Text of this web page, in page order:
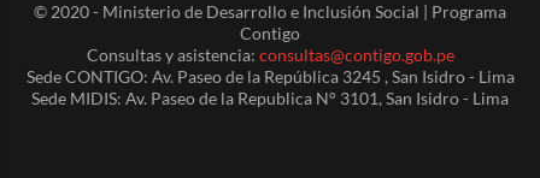
© 2020 - Ministerio de Desarrollo e Inclusión Social | Programa
Contigo
Consultas y asistencia: consultas@contigo.gob.pe
Sede CONTIGO: Av. Paseo de la República 3245 , San Isidro - Lima
Sede MIDIS: Av. Paseo de la Republica N° 3101, San Isidro - Lima